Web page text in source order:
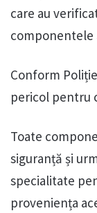
care au
componentele
Conform
pericol pentru
Toate
siguranță și
specialitate
proveniența